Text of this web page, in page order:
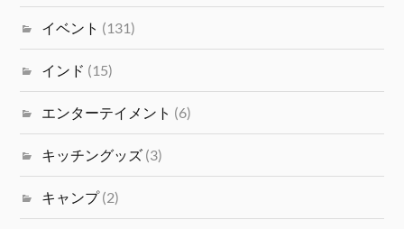
イベント (131)
インド (15)
エンターテイメント (6)
キッチングッズ (3)
キャンプ(2)